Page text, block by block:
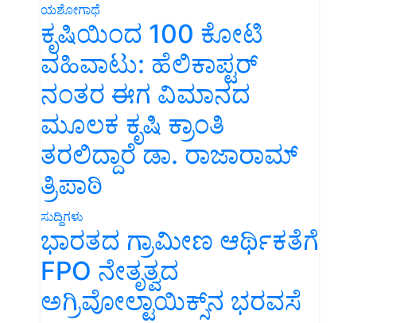
ಯಶೋಗಾಥೆ
ಕೃಷಿಯಿಂದ 100 ಕೋಟಿ
ವಹಿವಾಟು: ಹೆಲಿಕಾಪ್ಟರ್
ನಂತರ ಈಗ ವಿಮಾನದ
ಮೂಲಕ ಕೃಷಿ ಕ್ರಾಂತಿ
ತರಲಿದ್ದಾರೆ ಡಾ. ರಾಜಾರಾಮ್
ತ್ರಿಪಾಠಿ
ಸುದ್ದಿಗಳು
ಭಾರತದ ಗ್ರಾಮೀಣ ಆರ್ಥಿಕತೆಗೆ
FPO ನೇತೃತ್ವದ
ಅಗ್ರಿವೋಲ್ಟಾಯಿಕ್ಸ್‌ನ ಭರವಸೆ